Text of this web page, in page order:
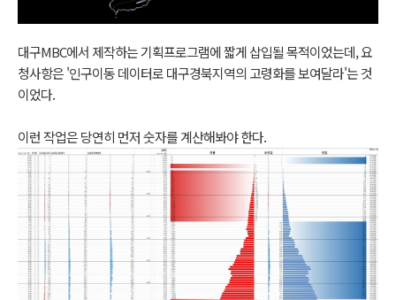
대구MBC에서 제작하는 기획프로그램에 짧게 삽입될 목적이었는데, 요
청사항은 '인구이동 데이터로 대구경북지역의 고령화를 보여달라'는 것
이었다.
이런 작업은 당연히 먼저 숫자를 계산해봐야 한다.